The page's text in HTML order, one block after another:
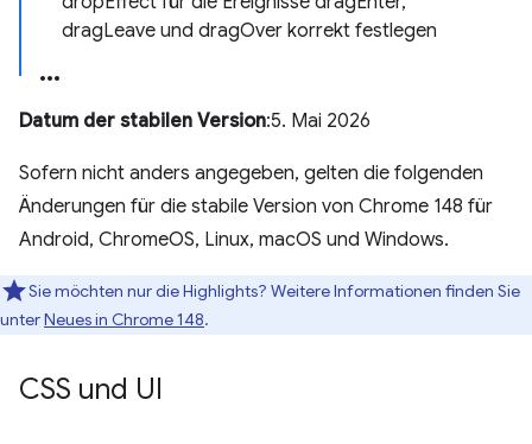
dragLeave und dragOver korrekt festlegen
Datum der stabilen Version:5. Mai 2026
Sofern nicht anders angegeben, gelten die folgenden
Änderungen für die stabile Version von Chrome 148 für
Android, ChromeOS, Linux, macOS und Windows.
Sie möchten nur die Highlights? Weitere Informationen finden Sie
unterNeues in Chrome 148.
CSS und UI